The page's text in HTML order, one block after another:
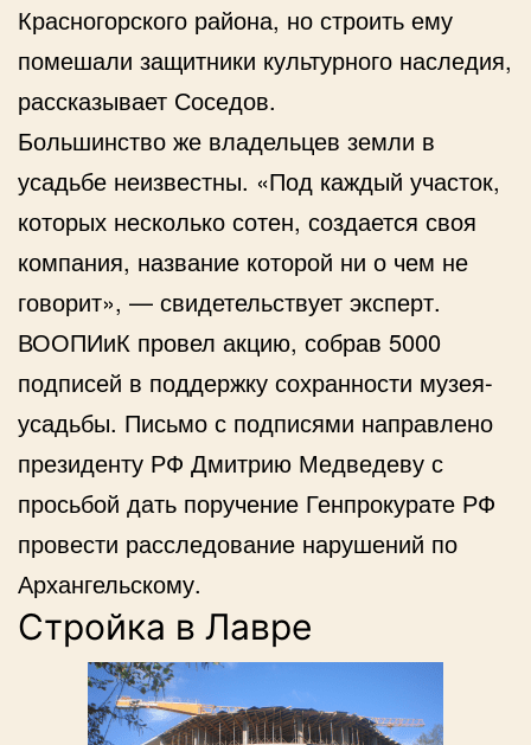
Красногорского района, но строить ему
помешали защитники культурного наследия,
рассказывает Соседов.
Большинство же владельцев земли в
усадьбе неизвестны. «Под каждый участок,
которых несколько сотен, создается своя
компания, название которой ни о чем не
говорит», — свидетельствует эксперт.
ВООПИиК провел акцию, собрав 5000
подписей в поддержку сохранности музея-
усадьбы. Письмо с подписями направлено
президенту РФ Дмитрию Медведеву с
просьбой дать поручение Генпрокурате РФ
провести расследование нарушений по
Архангельскому.
Стройка в Лавре